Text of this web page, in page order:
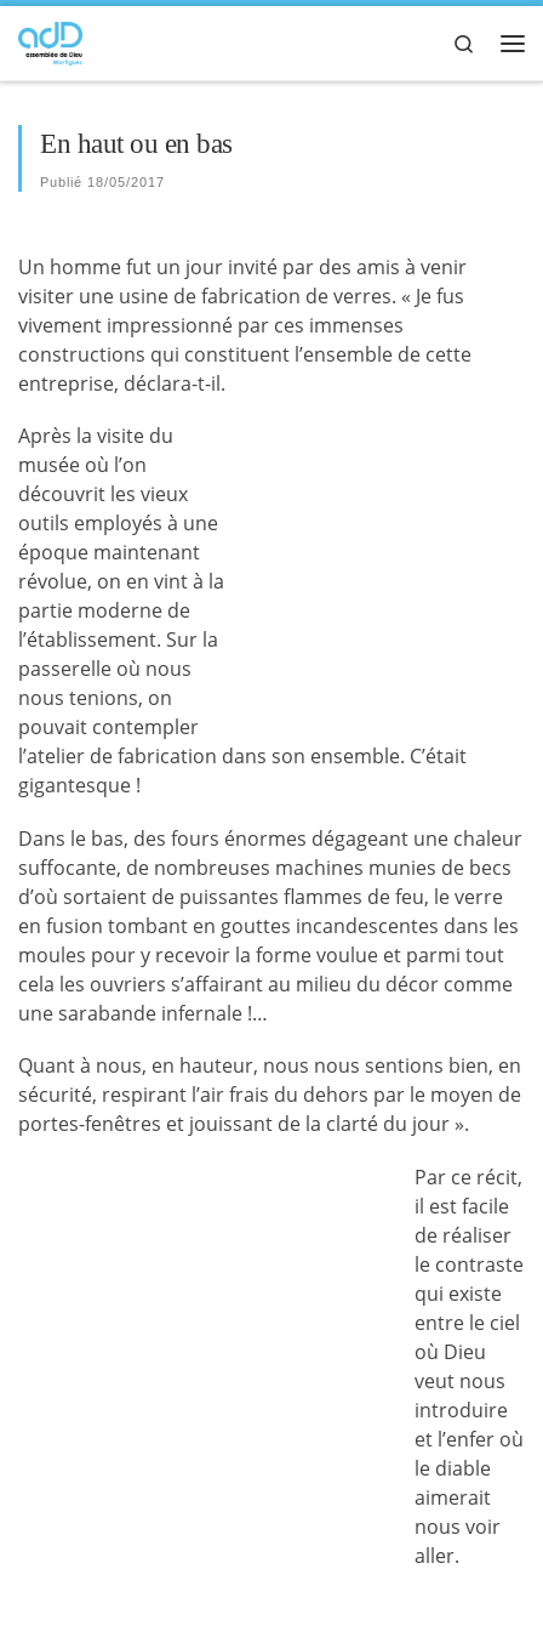
Passer au contenu
Search
En haut ou en bas
Publié 18/05/2017
Un homme fut un jour invité par des amis à venir
visiter une usine de fabrication de verres. « Je fus
vivement impressionné par ces immenses
constructions qui constituent l’ensemble de cette
entreprise, déclara-t-il.
Après la visite du
musée où l’on
découvrit les vieux
outils employés à une
époque maintenant
révolue, on en vint à la
partie moderne de
l’établissement. Sur la
passerelle où nous
nous tenions, on
pouvait contempler
l’atelier de fabrication dans son ensemble. C’était
gigantesque !
Dans le bas, des fours énormes dégageant une chaleur
suffocante, de nombreuses machines munies de becs
d’où sortaient de puissantes flammes de feu, le verre
en fusion tombant en gouttes incandescentes dans les
moules pour y recevoir la forme voulue et parmi tout
cela les ouvriers s’affairant au milieu du décor comme
une sarabande infernale !…
Quant à nous, en hauteur, nous nous sentions bien, en
sécurité, respirant l’air frais du dehors par le moyen de
portes-fenêtres et jouissant de la clarté du jour ».
Par ce récit,
il est facile
de réaliser
le contraste
qui existe
entre le ciel
où Dieu
veut nous
introduire
et l’enfer où
le diable
aimerait
nous voir
aller.